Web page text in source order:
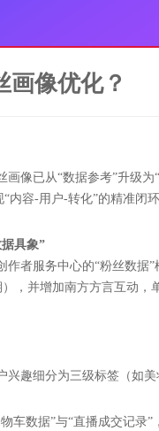
画像优化？
像已从“数据参考”升级
内容-用户-转化”的精准闭环
具象”
者服务中心的“粉丝数据
，并增加南方方言互动，
兴趣细分为三级标签（如
车数据”与“直播成交记录